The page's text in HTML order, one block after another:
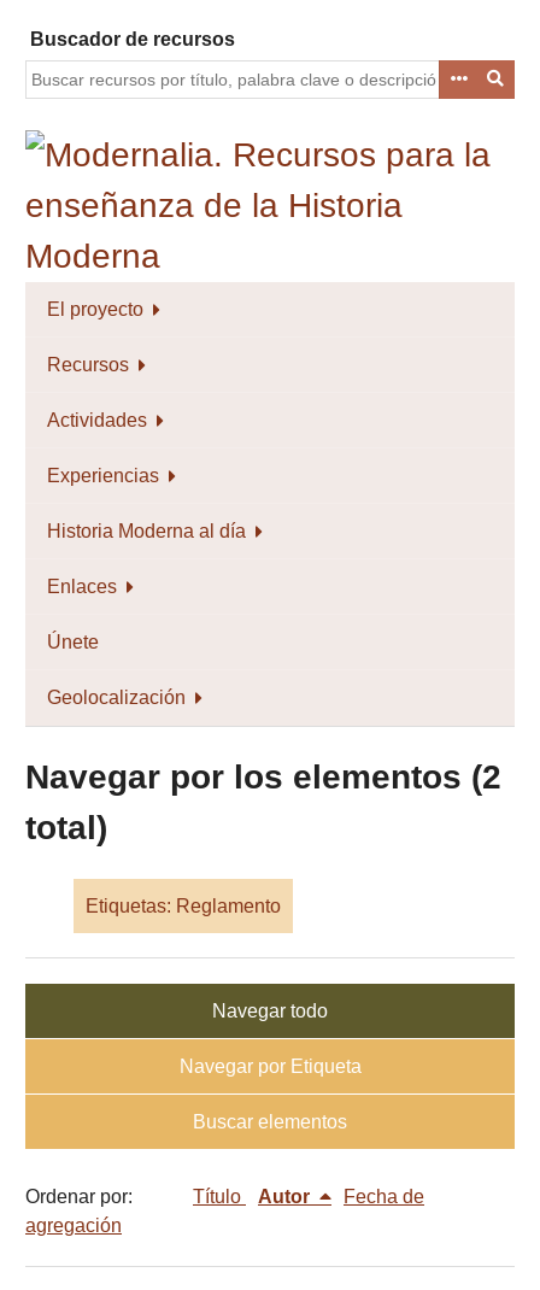
contenido
principal
Buscador de recursos
El proyecto
Recursos
Actividades
Experiencias
Historia Moderna al día
Enlaces
Únete
Geolocalización
Navegar por los elementos (2
total)
Etiquetas: Reglamento
Navegar todo
Navegar por Etiqueta
Buscar elementos
Ordenar por: Título Autor
Fecha de
agregación